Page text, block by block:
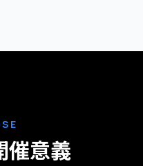
催意義